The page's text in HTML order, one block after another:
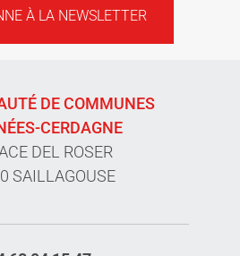
À LA NEWSLETTER
DE COMMUNES
CERDAGNE
DEL ROSER
SAILLAGOUSE